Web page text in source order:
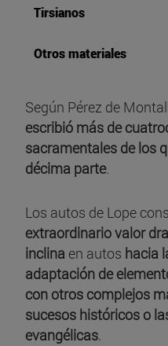
Tirsianos
Otros materiales
Según Pérez de
escribió más de
sacramentales de los
décima parte.
Los autos de Lope
extraordinario valor
inclina en autos hacia
adaptación de
con otros complejos
sucesos históricos o
evangélicas.